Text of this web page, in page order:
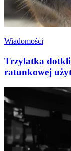
Wiadomości
Trzylatka
ratunkowej